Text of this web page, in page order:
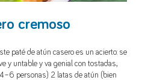
cremoso
paté de atún casero es un acierto: se
y untable y va genial con tostadas,
personas) 2 latas de atún (bien